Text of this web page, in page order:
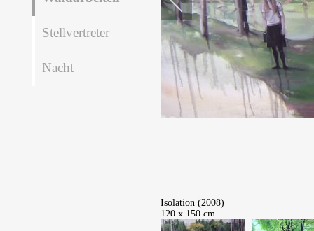
Stellvertreter
Nacht
Isolation (2008)
120 x 150 cm
Öl auf Leinwand